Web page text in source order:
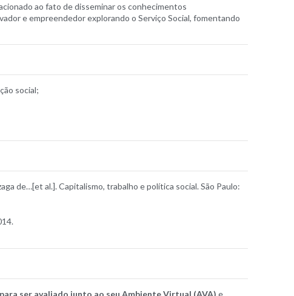
ao fato de disseminar os conhecimentos
e empreendedor explorando o Serviço Social, fomentando
social;
de…[et al.]. Capitalismo, trabalho e política social. São Paulo:
ser avaliado junto ao seu Ambiente Virtual (AVA) e